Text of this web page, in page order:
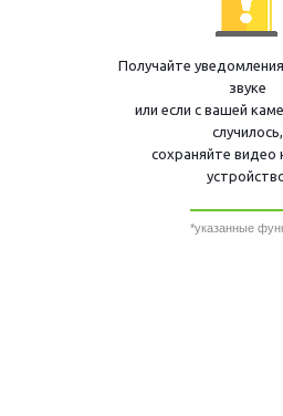
Получайте
звуке
или если с вашей
случилось,
сохраняйте видео
*указанные